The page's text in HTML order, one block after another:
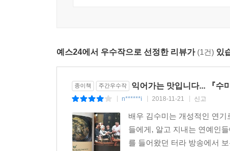
예스24에서 우수작으로 선정한 리뷰가 (1건) 있
종이책 주간우수작 익어가는 맛입니다... 『수
n******i 2018-11-21 신고
배우 김수미는 개성적인 연
들에게, 알고 지내는 연예인
를 들어왔던 터라 방송에서